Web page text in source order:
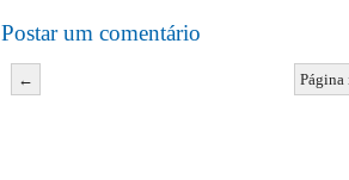
Postar um comentário
←